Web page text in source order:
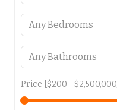
Price [ $200 - $2,500,000